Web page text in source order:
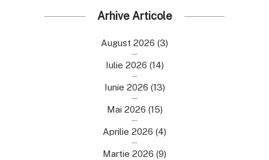
Arhive Articole
August 2026 (3)
Iulie 2026 (14)
Iunie 2026 (13)
Mai 2026 (15)
Aprilie 2026 (4)
Martie 2026 (9)